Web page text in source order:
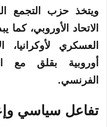
ويتخذ حزب التجمع
الاتحاد الأوروبي،
العسكري
أوروبية بقلق مع
الفرنسي.
تفاعل سياسي